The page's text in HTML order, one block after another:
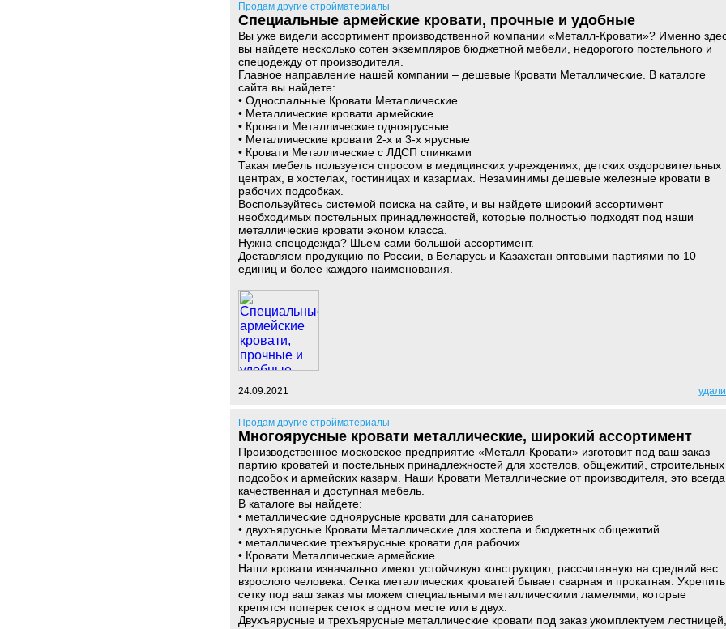
Продам другие стройматериалы
Специальные армейские кровати, прочные и удобные
Вы уже видели ассортимент производственной компании «Металл-Кровати»? Именно
вы найдете несколько сотен экземпляров бюджетной мебели, недорогого постельного и
спецодежду от производителя.
Главное направление нашей компании – дешевые Кровати Металлические. В каталоге
сайта вы найдете:
• Односпальные Кровати Металлические
• Металлические кровати армейские
• Кровати Металлические одноярусные
• Металлические кровати 2-х и 3-х ярусные
• Кровати Металлические с ЛДСП спинками
Такая мебель пользуется спросом в медицинских учреждениях, детских оздоровительных
центрах, в хостелах, гостиницах и казармах. Незаминимы дешевые железные кровати в
рабочих подсобках.
Воспользуйтесь системой поиска на сайте, и вы найдете широкий ассортимент
необходимых постельных принадлежностей, которые полностью подходят под наши
металлические кровати эконом класса.
Нужна спецодежда? Шьем сами большой ассортимент.
Доставляем продукцию по России, в Беларусь и Казахстан оптовыми партиями по 10
единиц и более каждого наименования.
24.09.2021
Продам другие стройматериалы
Многоярусные кровати металлические, широкий ассортимент
Производственное московское предприятие «Металл-Кровати» изготовит под ваш заказ
партию кроватей и постельных принадлежностей для хостелов, общежитий, строительных
подсобок и армейских казарм. Наши Кровати Металлические от производителя, это всегда
качественная и доступная мебель.
В каталоге вы найдете:
• металлические одноярусные кровати для санаториев
• двухъярусные Кровати Металлические для хостела и бюджетных общежитий
• металлические трехъярусные кровати для рабочих
• Кровати Металлические армейские
Наши кровати изначально имеют устойчивую конструкцию, рассчитанную на средний вес
взрослого человека. Сетка металлических кроватей бывает сварная и прокатная. Укрепить
сетку под ваш заказ мы можем специальными металлическими ламелями, которые
крепятся поперек сеток в одном месте или в двух.
Двухъярусные и трехъярусные металлические кровати под заказ укомплектуем лестницей,